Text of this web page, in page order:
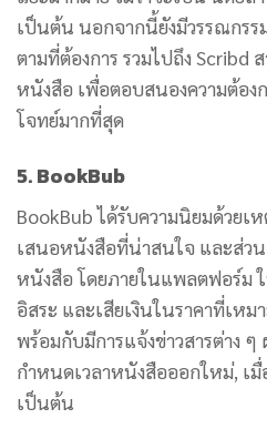
เป็นต้น นอกจากนี้ยังมีวรรณกร
ตามที่ต้องการ รวมไปถึง Scribd
หนังสือ เพื่อตอบสนองความต้อง
โจทย์มากที่สุด
5. BookBub
BookBub ได้รับความนิยมด้วยเ
เสนอหนังสือที่น่าสนใจ และส่
หนังสือ โดยภายในแพลตฟอร์ม
อิสระ และเสียเงินในราคาที่เห
พร้อมกับมีการแจ้งข่าวสารต่าง ๆ
กำหนดเวลาหนังสือออกใหม่, เ
เป็นต้น